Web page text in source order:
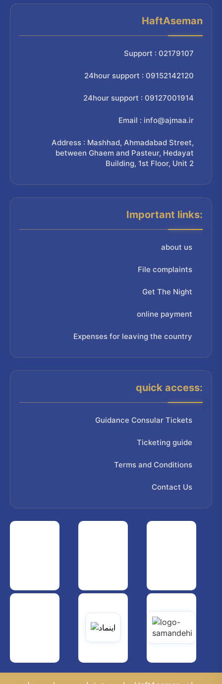
HaftAseman
Support : 02179107
24hour support : 09152142120
24hour support : 09127001914
Email : info@ajmaa.ir
Address : Mashhad, Ahmadabad Street,
between Ghaem and Pasteur, Hedayat
Building, 1st Floor, Unit 2
Important links:
about us
File complaints
Get The Night
online payment
Expenses for leaving the country
quick access:
Guidance Consular Tickets
Ticketing guide
Terms and Conditions
Contact Us